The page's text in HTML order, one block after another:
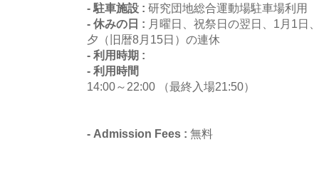
- 駐車施設 : 研究団地総合運動場駐車場利用
- 休みの日 : 月曜日、祝祭日の翌日、1月1日
夕（旧暦8月15日）の連休
- 利用時期 :
- 利用時間
14:00～22:00 （最終入場21:50）
- Admission Fees : 無料